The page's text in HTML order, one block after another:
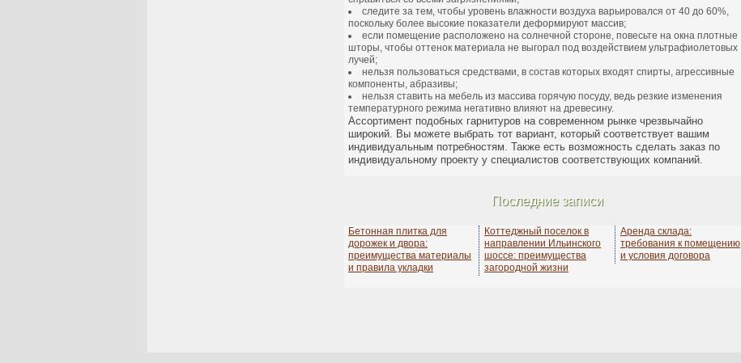
следите за тем, чтобы уровень влажности воздуха варьировался от 40 до 60%,
поскольку более высокие показатели деформируют массив;
если помещение расположено на солнечной стороне, повесьте на окна плотные
шторы, чтобы оттенок материала не выгорал под воздействием ультрафиолетовых
лучей;
нельзя пользоваться средствами, в состав которых входят спирты, агрессивные
компоненты, абразивы;
нельзя ставить на мебель из массива горячую посуду, ведь резкие изменения
температурного режима негативно влияют на древесину.
Ассортимент подобных гарнитуров на современном рынке чрезвычайно
широкий. Вы можете выбрать тот вариант, который соответствует вашим
индивидуальным потребностям. Также есть возможность сделать заказ по
индивидуальному проекту у специалистов соответствующих компаний.
Последние записи
Бетонная плитка для
дорожек и двора:
преимущества материалы
и правила укладки
Коттеджный поселок в
направлении Ильинского
шоссе: преимущества
загородной жизни
Аренда склада:
требования к помещению
и условия договора